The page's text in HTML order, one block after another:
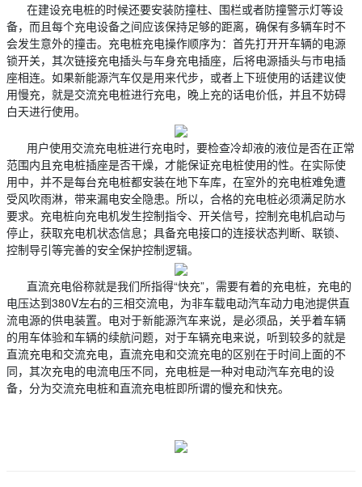
在建设充电桩的时候还要安装防撞柱、围栏或者防撞警示灯等设
备，而且每个充电设备之间应该保持足够的距离，确保有多辆车时不
会发生意外的撞击。充电桩充电操作顺序为：首先打开开车辆的电源
锁开关，其次链接充电插头与车身充电插座，后将电源插头与市电插
座相连。如果新能源汽车仅是用来代步，或者上下班使用的话建议使
用慢充，就是交流充电桩进行充电，晚上充的话电价低，并且不妨碍
白天进行使用。
用户使用交流充电桩进行充电时，要检查冷却液的液位是否在正常
范围内且充电桩插座是否干燥，才能保证充电桩使用的性。在实际使
用中，并不是每台充电桩都安装在地下车库，在室外的充电桩难免遭
受风吹雨淋，带来漏电安全隐患。所以，合格的充电桩必须满足防水
要求。充电桩向充电机发生控制指令、开关信号，控制充电机启动与
停止，获取充电机状态信息；具备充电接口的连接状态判断、联锁、
控制导引等完善的安全保护控制逻辑。
直流充电俗称就是我们所指得“快充”，需要有着的充电桩，充电的
电压达到380V左右的三相交流电，为非车载电动汽车动力电池提供直
流电源的供电装置。电对于新能源汽车来说，是必须品，关乎着车辆
的用车体验和车辆的续航问题，对于车辆充电来说，听到较多的就是
直流充电和交流充电，直流充电和交流充电的区别在于时间上面的不
同，其次充电的电流电压不同，充电桩是一种对电动汽车充电的设
备，分为交流充电桩和直流充电桩即所谓的慢充和快充。